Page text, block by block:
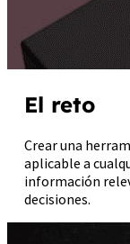
El reto
Crear una
aplicable a
información
decisiones.